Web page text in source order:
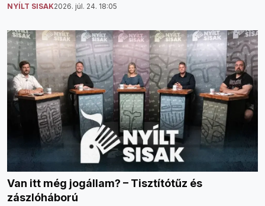
NYÍLT SISAK2026. júl. 24. 18:05
Van itt még jogállam? – Tisztítótűz és
zászlóháború